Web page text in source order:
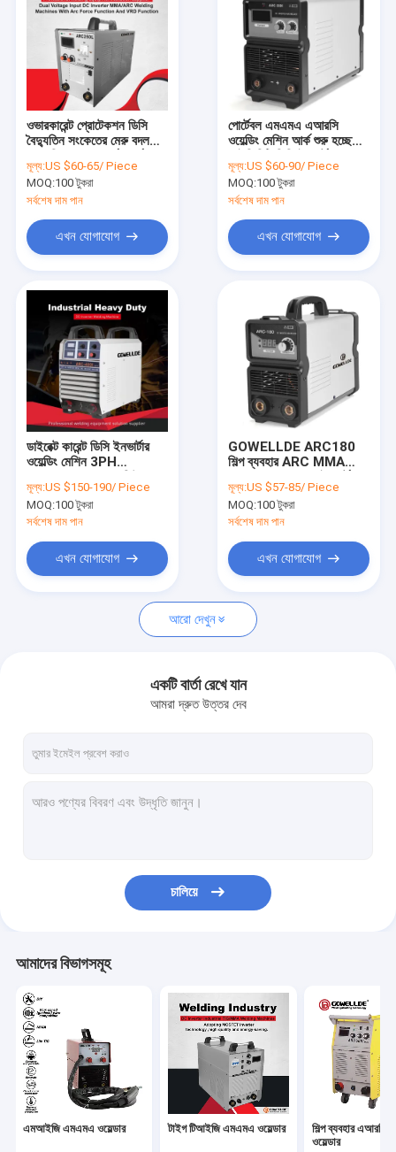
ওভারকারেন্ট প্রোটেকশন ডিসি
বৈদ্যুতিন সংকেতের মেরু বদল
ভিআরডি ফাংশন সহ
মূল্য:US $60-65/ Piece
MOQ:100 টুকরা
সর্বশেষ দাম পান
এখন যোগাযোগ
পোর্টেবল এমএমএ এআরসি
ওয়েল্ডিং মেশিন আর্ক শুরু হচ্ছে
ওয়েল্ডার
মূল্য:US $60-90/ Piece
MOQ:100 টুকরা
সর্বশেষ দাম পান
এখন যোগাযোগ
ডাইরেক্ট কারেন্ট ডিসি ইনভার্টার
ওয়েল্ডিং মেশিন 3PH
মূল্য:US $150-190/ Piece
MOQ:100 টুকরা
সর্বশেষ দাম পান
এখন যোগাযোগ
GOWELLDE ARC180
শিল্প ব্যবহার ARC MMA
আর্ক ওয়েল্ডার
মূল্য:US $57-85/ Piece
MOQ:100 টুকরা
সর্বশেষ দাম পান
এখন যোগাযোগ
আরো দেখুন
একটি বার্তা রেখে যান
আমরা দ্রুত উত্তর দেব
চালিয়ে
আমাদের বিভাগসমূহ
এমআইজি এমএমএ ওয়েল্ডার টাইগ টিআইজি এমএমএ ওয়েল্ডার
শিল্প ব্যবহার এআরসি
ওয়েল্ডার